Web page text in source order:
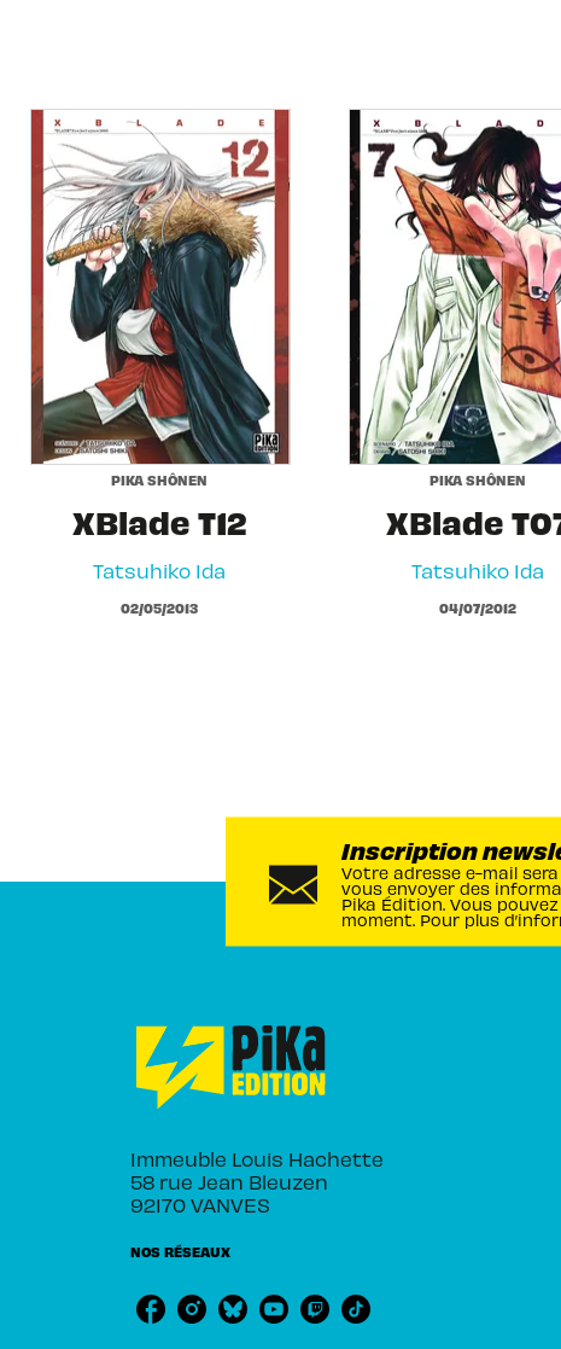
PIKA SHÔNEN
XBlade T12
Tatsuhiko Ida
02/05/2013
PIKA SHÔNEN
XBlade
Tatsuhiko Ida
04/07/2012
Inscription
Votre adresse e-mail
vous envoyer des
Pika Édition. Vous
moment. Pour plus
Immeuble Louis Hachette
58 rue Jean Bleuzen
92170 VANVES
NOS RÉSEAUX